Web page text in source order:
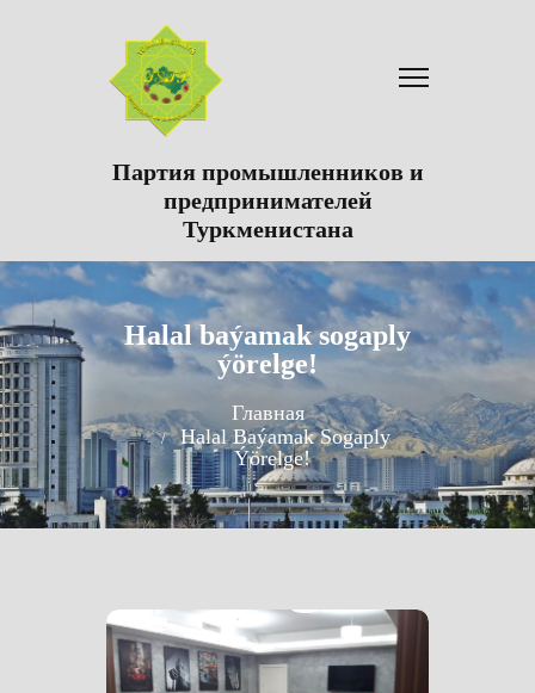
Партия промышленников и
предпринимателей
Туркменистана
Halal baýamak sogaply
ýörelge!
Главная
Halal Baýamak Sogaply
Ýörelge!